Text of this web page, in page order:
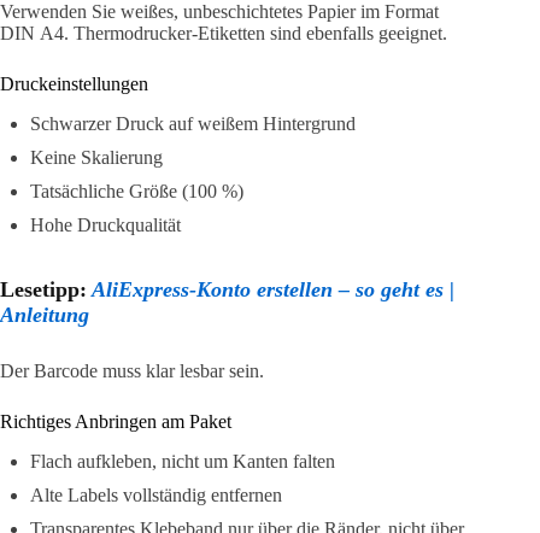
Verwenden Sie weißes, unbeschichtetes Papier im Format
DIN A4. Thermodrucker-Etiketten sind ebenfalls geeignet.
Druckeinstellungen
Schwarzer Druck auf weißem Hintergrund
Keine Skalierung
Tatsächliche Größe (100 %)
Hohe Druckqualität
Lesetipp: AliExpress-Konto erstellen – so geht es |
Anleitung
Der Barcode muss klar lesbar sein.
Richtiges Anbringen am Paket
Flach aufkleben, nicht um Kanten falten
Alte Labels vollständig entfernen
Transparentes Klebeband nur über die Ränder, nicht über